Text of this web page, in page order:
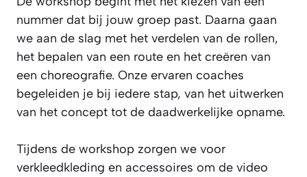
nummer dat bij jouw groep past. Daarna gaan
we aan de slag met het verdelen van de rollen,
het bepalen van een route en het creëren van
een choreografie. Onze ervaren coaches
begeleiden je bij iedere stap, van het uitwerken
van het concept tot de daadwerkelijke opname.
Tijdens de workshop zorgen we voor
verkleedkleding en accessoires om de video